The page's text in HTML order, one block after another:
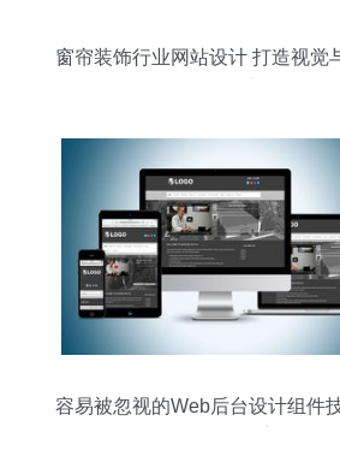
窗帘装饰行业网站设计 打造视觉
容易被忽视的Web后台设计组件